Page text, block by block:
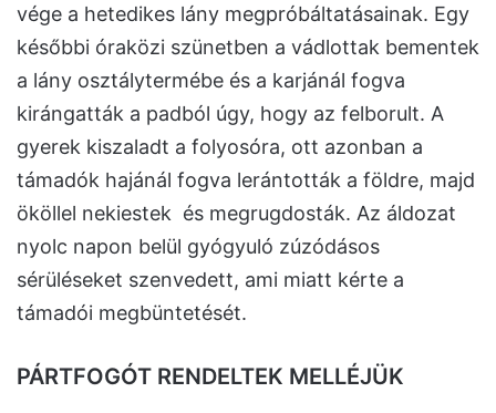
vége a hetedikes lány megpróbáltatásainak. Egy
későbbi óraközi szünetben a vádlottak bementek
a lány osztálytermébe és a karjánál fogva
kirángatták a padból úgy, hogy az felborult. A
gyerek kiszaladt a folyosóra, ott azonban a
támadók hajánál fogva lerántották a földre, majd
ököllel nekiestek és megrugdosták. Az áldozat
nyolc napon belül gyógyuló zúzódásos
sérüléseket szenvedett, ami miatt kérte a
támadói megbüntetését.
PÁRTFOGÓT RENDELTEK MELLÉJÜK